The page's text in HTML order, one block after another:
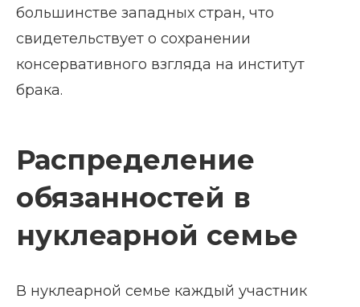
большинстве западных стран, что
свидетельствует о сохранении
консервативного взгляда на институт
брака.
Распределение
обязанностей в
нуклеарной семье
В нуклеарной семье каждый участник